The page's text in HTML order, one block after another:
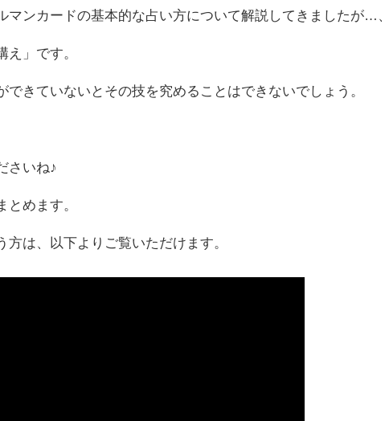
マンカードの基本的な占い方について解説してきましたが…、
」です。
きていないとその技を究めることはできないでしょう。
さいね♪
めます。
は、以下よりご覧いただけます。